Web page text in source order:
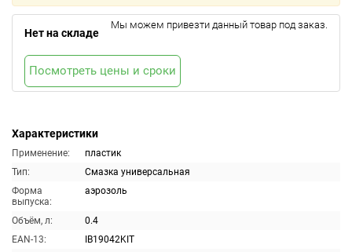
Характеристики
Применение:
пластик
Тип:
Смазка универсальная
Форма
выпуска:
аэрозоль
Объём, л:
0.4
EAN-13:
IB19042KIT
Нет на складе
Мы можем привезти данный товар под заказ.
Посмотреть цены и сроки